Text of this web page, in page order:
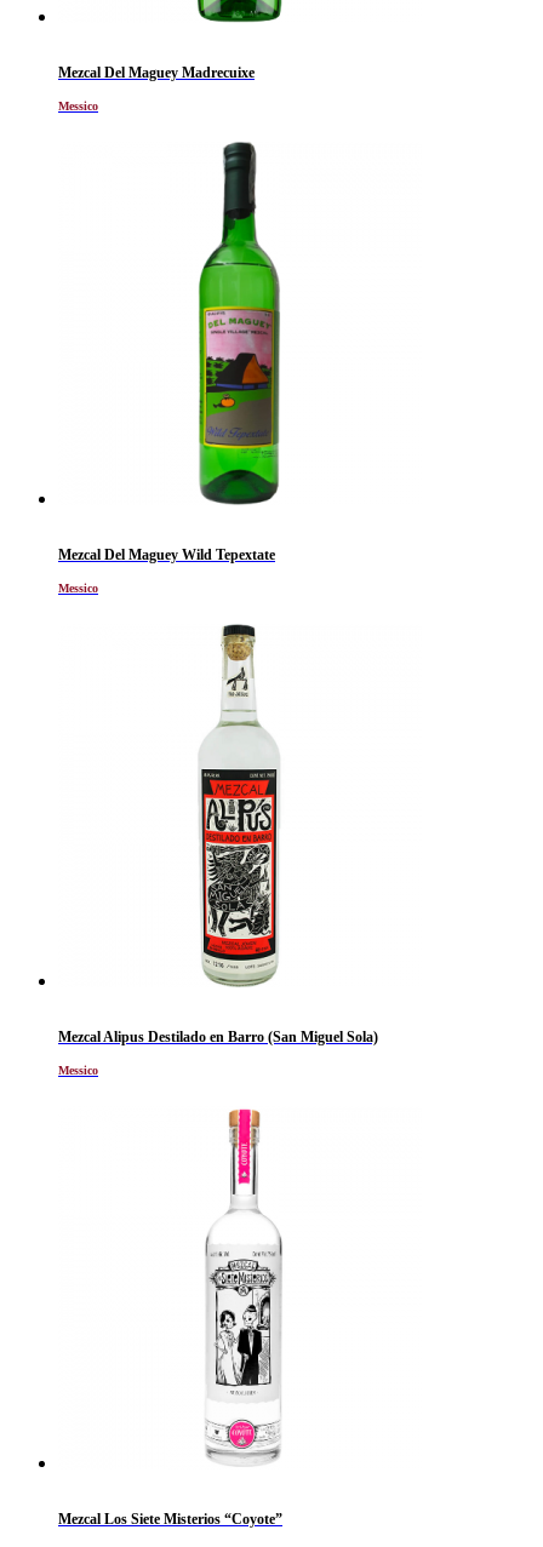
Mezcal Del Maguey Madrecuixe
Messico
Mezcal Del Maguey Wild Tepextate
Messico
Mezcal Alipus Destilado en Barro (San Miguel Sola)
Messico
Mezcal Los Siete Misterios “Coyote”